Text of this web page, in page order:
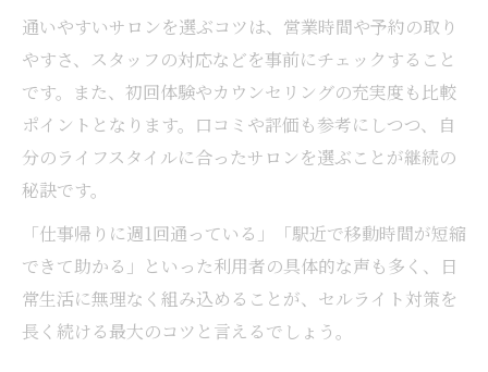
通いやすいサロンを選ぶコツは、営業時間や予約の取り
やすさ、スタッフの対応などを事前にチェックすること
です。また、初回体験やカウンセリングの充実度も比較
ポイントとなります。口コミや評価も参考にしつつ、自
分のライフスタイルに合ったサロンを選ぶことが継続の
秘訣です。
「仕事帰りに週1回通っている」「駅近で移動時間が短縮
できて助かる」といった利用者の具体的な声も多く、日
常生活に無理なく組み込めることが、セルライト対策を
長く続ける最大のコツと言えるでしょう。